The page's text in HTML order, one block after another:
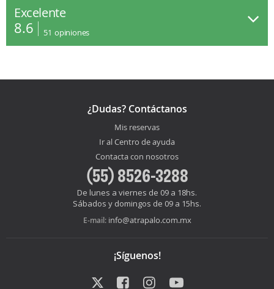
Excelente
8.6 51 opiniones
¿Dudas? Contáctanos
Mis reservas
Ir al Centro de ayuda
Contacta con nosotros
(55) 8526-3288
De lunes a viernes de 09 a 18hs.
Sábados y domingos de 09 a 15hs.
E-mail: info@atrapalo.com.mx
¡Síguenos!